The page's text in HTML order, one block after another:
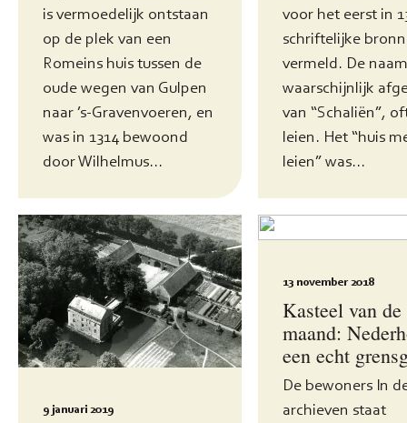
is vermoedelijk ontstaan
op de plek van een
Romeins huis tussen de
oude wegen van Gulpen
naar ’s-Gravenvoeren, en
was in 1314 bewoond
door Wilhelmus...
voor het eerst in
schriftelijke
vermeld. De
waarschijnlijk
van “Schaliën”,
leien. Het “huis
leien” was...
9 januari 2019
13 november 2018
Kasteel van de
maand:
een echt
De bewoners In
archieven staat